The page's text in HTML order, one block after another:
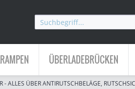
ÜBERLADEBRÜCKEN
- ALLES ÜBER ANTIRUTSCHBELÄGE,